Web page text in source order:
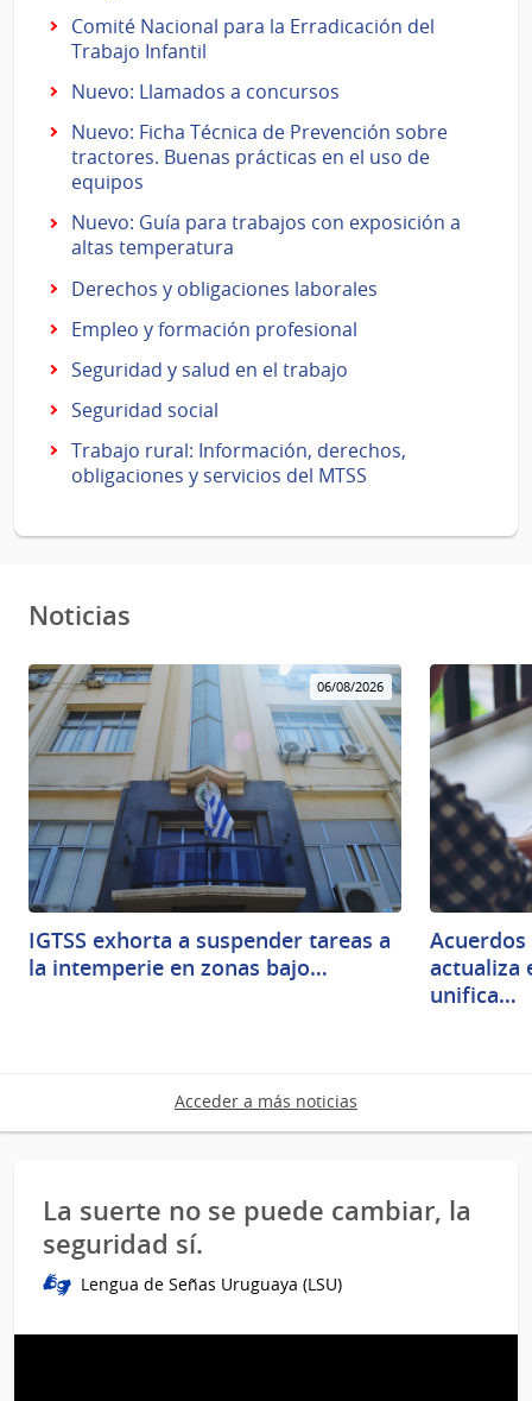
Comité Nacional para la Erradicación del
Trabajo Infantil
Nuevo: Llamados a concursos
Nuevo: Ficha Técnica de Prevención sobre
tractores. Buenas prácticas en el uso de
equipos
Nuevo: Guía para trabajos con exposición a
altas temperatura
Derechos y obligaciones laborales
Empleo y formación profesional
Seguridad y salud en el trabajo
Seguridad social
Trabajo rural: Información, derechos,
obligaciones y servicios del MTSS
Noticias
06/08/2026
IGTSS exhorta a suspender tareas a
la intemperie en zonas bajo…
actualiza
unifica…
Acceder a más noticias
La suerte no se puede cambiar, la
seguridad sí.
Lengua de Señas Uruguaya (LSU)